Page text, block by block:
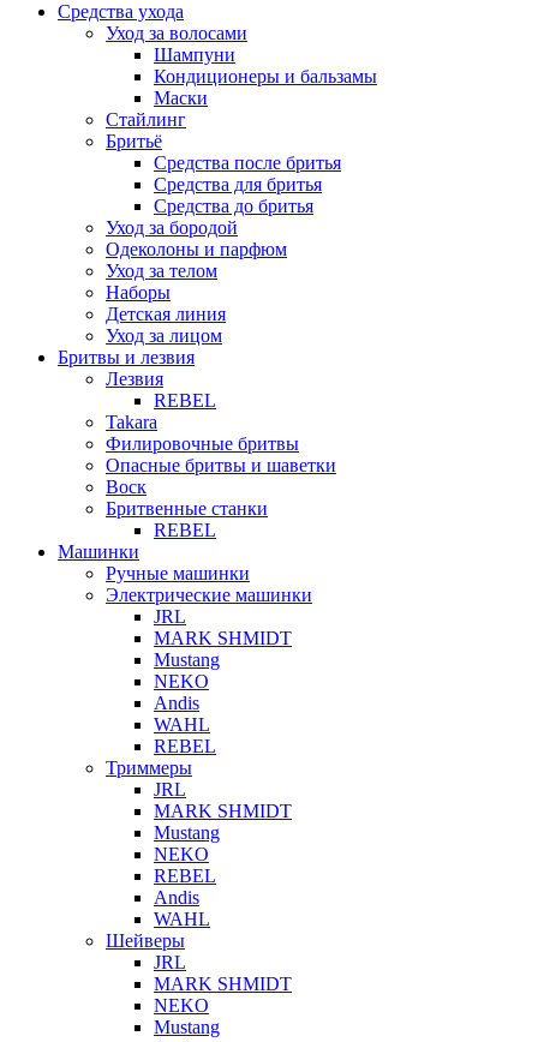
Средства ухода
Уход за волосами
Шампуни
Кондиционеры и бальзамы
Маски
Стайлинг
Бритьё
Средства после бритья
Средства для бритья
Средства до бритья
Уход за бородой
Одеколоны и парфюм
Уход за телом
Наборы
Детская линия
Уход за лицом
Бритвы и лезвия
Лезвия
REBEL
Takara
Филировочные бритвы
Опасные бритвы и шаветки
Воск
Бритвенные станки
REBEL
Машинки
Ручные машинки
Электрические машинки
JRL
MARK SHMIDT
Mustang
NEKO
Andis
WAHL
REBEL
Триммеры
JRL
MARK SHMIDT
Mustang
NEKO
REBEL
Andis
WAHL
Шейверы
JRL
MARK SHMIDT
NEKO
Mustang